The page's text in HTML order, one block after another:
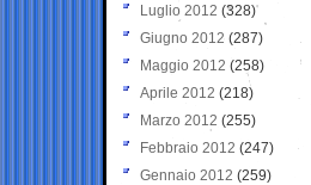
Luglio 2012 (328)
Giugno 2012 (287)
Maggio 2012 (258)
Aprile 2012 (218)
Marzo 2012 (255)
Febbraio 2012 (247)
Gennaio 2012 (259)